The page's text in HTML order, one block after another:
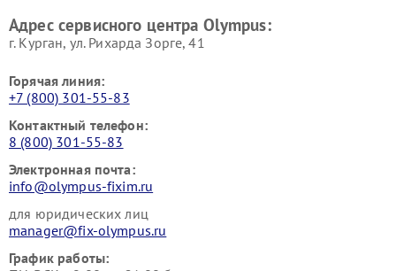
Адрес сервисного центра Olympus:
г. Курган, ул. Рихарда Зорге, 41
Горячая линия:
+7 (800) 301-55-83
Контактный телефон:
8 (800) 301-55-83
Электронная почта:
info@olympus-fixim.ru
для юридических лиц
manager@fix-olympus.ru
График работы: